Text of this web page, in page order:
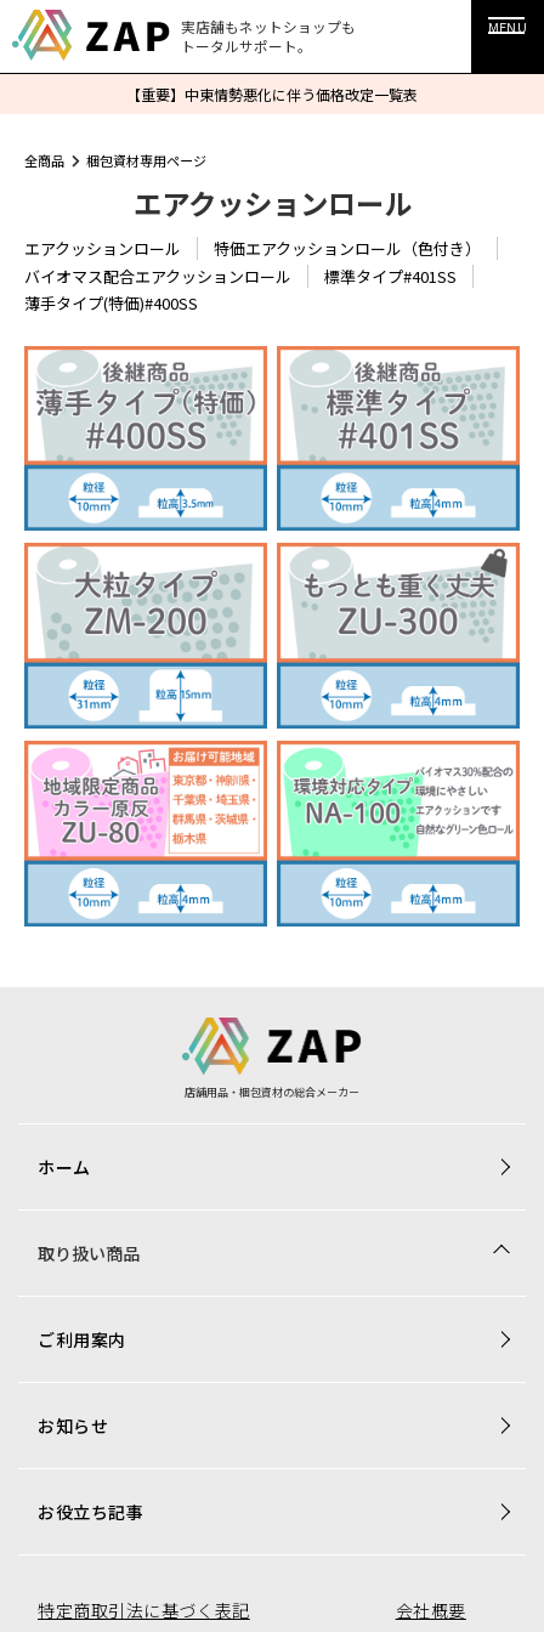
実店舗もネットショップも
トータルサポート。
MENU
【重要】中東情勢悪化に伴う価格改定一覧表
全商品 梱包資材専用ページ
エアクッションロール
エアクッションロール
特価エアクッションロール（色付き）
バイオマス配合エアクッションロール
標準タイプ#401SS
薄手タイプ(特価)#400SS
店舗用品・梱包資材の総合メーカー
ホーム
取り扱い商品
商品一覧
トレカ用ショーケース・消耗品
オリジナル商品一覧
ご利用案内
お知らせ
お役立ち記事
特定商取引法に基づく表記 会社概要